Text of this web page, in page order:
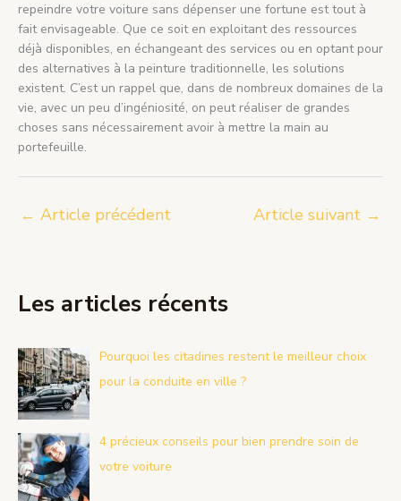
repeindre votre voiture sans dépenser une fortune est tout à
fait envisageable. Que ce soit en exploitant des ressources
déjà disponibles, en échangeant des services ou en optant pour
des alternatives à la peinture traditionnelle, les solutions
existent. C’est un rappel que, dans de nombreux domaines de la
vie, avec un peu d’ingéniosité, on peut réaliser de grandes
choses sans nécessairement avoir à mettre la main au
portefeuille.
← Article précédent Article suivant →
Les articles récents
Pourquoi les citadines restent le meilleur choix
pour la conduite en ville ?
4 précieux conseils pour bien prendre soin de
votre voiture